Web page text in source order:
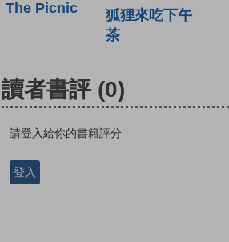
The Picnic
狐狸來吃下午
茶
讀者書評 (0)
請登入給你的書籍評分
登入